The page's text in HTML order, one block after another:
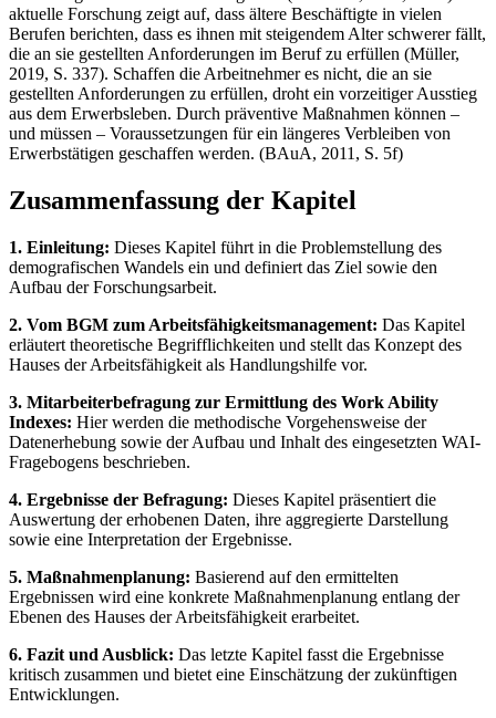
aktuelle Forschung zeigt auf, dass ältere Beschäftigte in vielen
Berufen berichten, dass es ihnen mit steigendem Alter schwerer fällt,
die an sie gestellten Anforderungen im Beruf zu erfüllen (Müller,
2019, S. 337). Schaffen die Arbeitnehmer es nicht, die an sie
gestellten Anforderungen zu erfüllen, droht ein vorzeitiger Ausstieg
aus dem Erwerbsleben. Durch präventive Maßnahmen können –
und müssen – Voraussetzungen für ein längeres Verbleiben von
Erwerbstätigen geschaffen werden. (BAuA, 2011, S. 5f)
Zusammenfassung der Kapitel
1. Einleitung: Dieses Kapitel führt in die Problemstellung des
demografischen Wandels ein und definiert das Ziel sowie den
Aufbau der Forschungsarbeit.
2. Vom BGM zum Arbeitsfähigkeitsmanagement: Das Kapitel
erläutert theoretische Begrifflichkeiten und stellt das Konzept des
Hauses der Arbeitsfähigkeit als Handlungshilfe vor.
3. Mitarbeiterbefragung zur Ermittlung des Work Ability
Indexes: Hier werden die methodische Vorgehensweise der
Datenerhebung sowie der Aufbau und Inhalt des eingesetzten WAI-
Fragebogens beschrieben.
4. Ergebnisse der Befragung: Dieses Kapitel präsentiert die
Auswertung der erhobenen Daten, ihre aggregierte Darstellung
sowie eine Interpretation der Ergebnisse.
5. Maßnahmenplanung: Basierend auf den ermittelten
Ergebnissen wird eine konkrete Maßnahmenplanung entlang der
Ebenen des Hauses der Arbeitsfähigkeit erarbeitet.
6. Fazit und Ausblick: Das letzte Kapitel fasst die Ergebnisse
kritisch zusammen und bietet eine Einschätzung der zukünftigen
Entwicklungen.